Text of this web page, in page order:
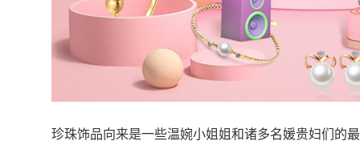
珍珠饰品向来是一些温婉小姐姐和诸多名媛贵妇们的